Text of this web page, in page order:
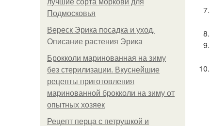
лучшие сорта моркови для
Подмосковья
Вереск Эрика посадка и уход.
Описание растения Эрика
Брокколи маринованная на зиму
без стерилизации. Вкуснейшие
рецепты приготовления
маринованной брокколи на зиму от
опытных хозяек
Рецепт перца с петрушкой и